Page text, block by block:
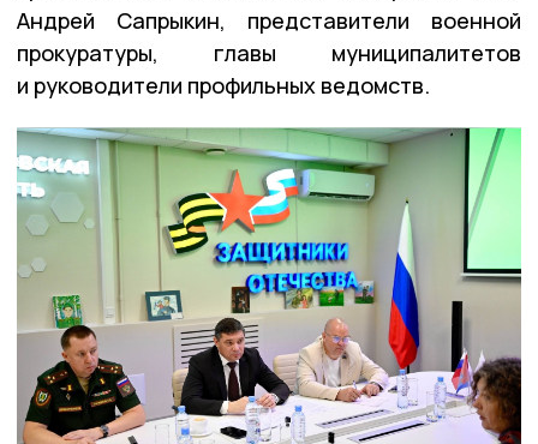
Андрей Сапрыкин, представители военной
прокуратуры, главы муниципалитетов
и руководители профильных ведомств.